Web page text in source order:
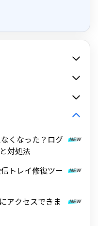
くなった？ログ
対処法
トレイ修復ツー
アクセスできま